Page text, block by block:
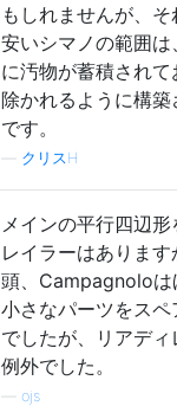
もしれませんが、そ
安いシマノの範囲
に汚物が蓄積されて
除かれるように構
です。
クリスH
メインの平行四辺
レイラーはありま
頭、Campagnoloは
小さなパーツをス
でしたが、リアデ
例外でした。
ojs